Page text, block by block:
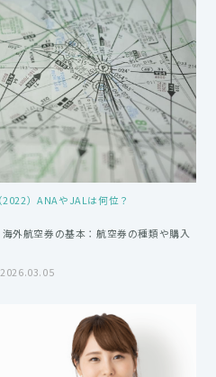
）ANAやJALは何位？
外航空券の基本：航空券の種類や購入